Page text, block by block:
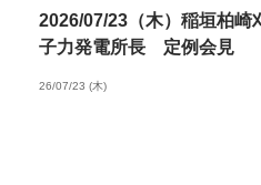
2026/07/23（木）稲垣柏崎
子力発電所長 定例会見
26/07/23 (木)